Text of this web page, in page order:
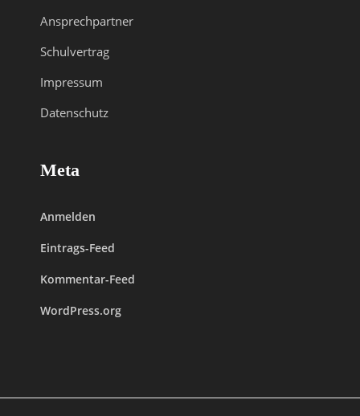
Ansprechpartner
Schulvertrag
Impressum
Datenschutz
Meta
Anmelden
Eintrags-Feed
Kommentar-Feed
WordPress.org